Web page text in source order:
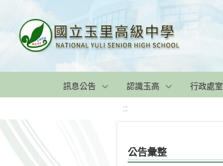
訊息公告 認識玉高 行政處室
:::
公告彙整